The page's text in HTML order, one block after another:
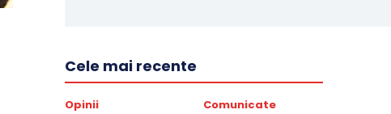
Cele mai recente
Opinii Comunicate